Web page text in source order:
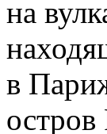
на
в